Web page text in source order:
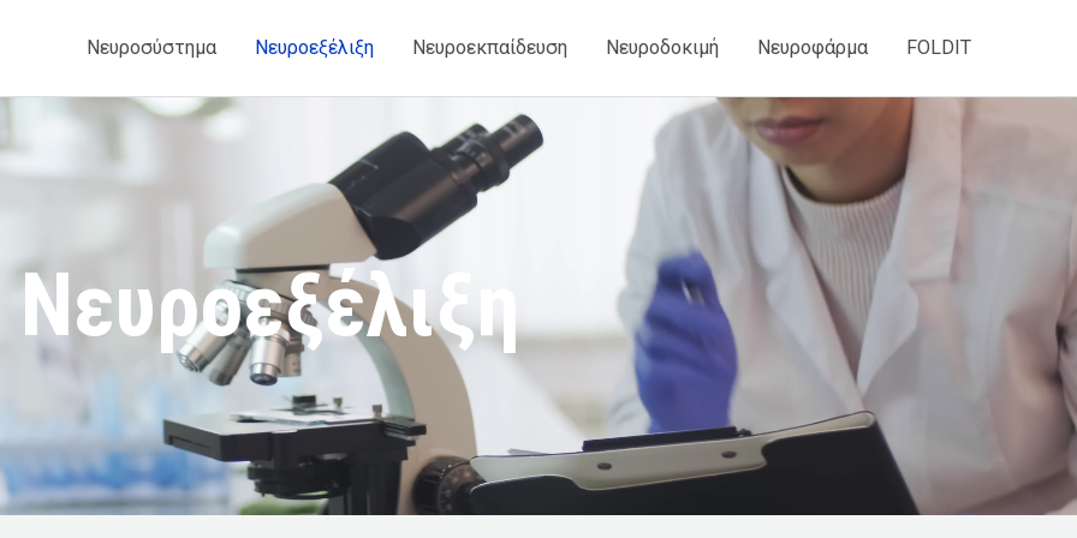
Νευροσύστημα Νευροεξέλιξη Νευροεκπαίδευση Νευροδοκιμή Νευροφάρμα FOLDIT
Νευροεξέλιξη​